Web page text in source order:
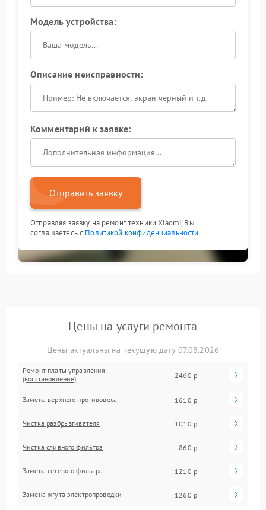
Модель устройства:
Описание неисправности:
Комментарий к заявке:
Отправить заявку
Отправляя заявку на ремонт техники Xiaomi, Вы
соглашаетесь с Политикой конфиденциальности
Цены на услуги ремонта
Цены актуальны на текущую дату 07.08.2026
Ремонт платы управления
(восстановление)
2460 р
Замена верхнего противовеса 1610 р
Чистка разбрызгивателя 1010 р
Чистка сливного фильтра 860 р
Замена сетевого фильтра 1210 р
Замена жгута электропроводки 1260 р